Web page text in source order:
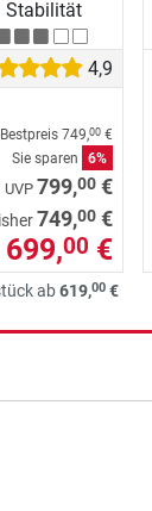
Stabilität
4,9
749,00 €
Sie sparen
6%
UVP 799,00 €
749,00 €
699,00 €
ab619,00 €